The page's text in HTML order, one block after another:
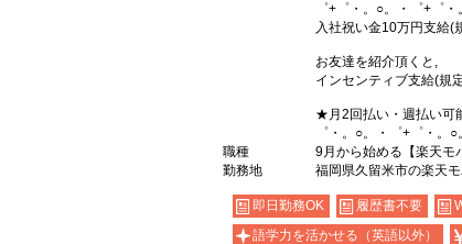
゜+゜・。○。・゜+゜
入社祝い金10万円支給(
お友達を紹介頂くと,
インセンティブ支給(規
★月2回払い・週払い可
゜・。○。・゜+゜・。
職種
9月から始める【楽天モ
勤務地
福岡県久留米市の楽天
即日勤務OK 履歴書不要
語学力を活かせる（英語以外）